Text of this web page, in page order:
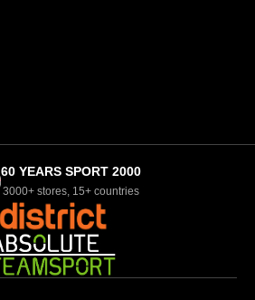
60 YEARS SPORT 2000
3000+ stores, 15+ countries